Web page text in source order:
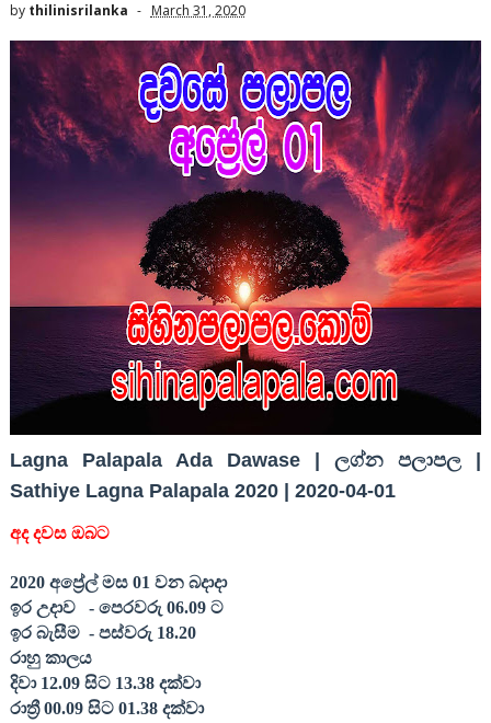
by thilinisrilanka March 31, 2020
Lagna Palapala Ada Dawase | ලග්න පලාපල |
Sathiye Lagna Palapala 2020 | 2020-04-01
අද දවස ඔබට
2020අප්‍රේල් මස 01 වන බදාදා
ඉර උදාව
- පෙරවරු 06.09ට
ඉර බැසීම - පස්වරු 18.20
රාහු කාලය
දිවා 12.09සිට 13.38දක්වා
රාත්‍රී00.09සිට 01.38දක්වා